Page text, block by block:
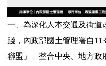
一、為深化人本交通及街道
踐，內政部國土管理署自
聯盟」，整合中央、地方政